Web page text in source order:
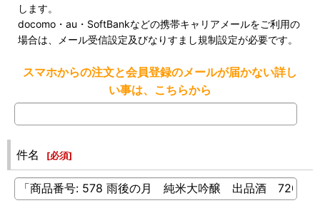
します。
docomo・au・SoftBankなどの携帯キャリアメールをご利用の
場合は、メール受信設定及びなりすまし規制設定が必要です。
スマホからの注文と会員登録のメールが届かない詳し
い事は、こちらから
件名 [必須]